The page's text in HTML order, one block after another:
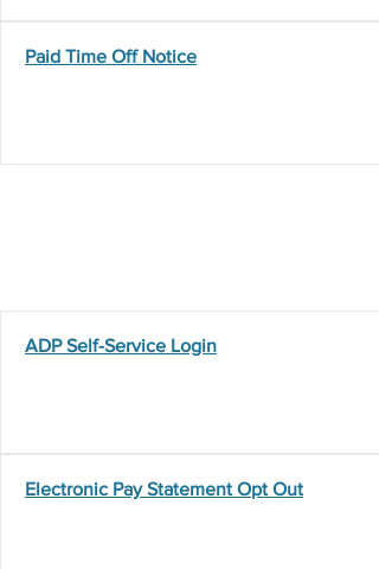
Paid Time Off Notice
ADP Self-Service Login
Electronic Pay Statement Opt Out